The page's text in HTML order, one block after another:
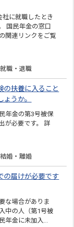
に就職したとき
国民年金の窓口
関連リンクをご覧
職・退職
の扶養に入ること
うか。
年金の第3号被保
が必要です。 詳
婚・離婚
の届けが必要です
な場合がありま
中の人（第1号被
年金に未加入…